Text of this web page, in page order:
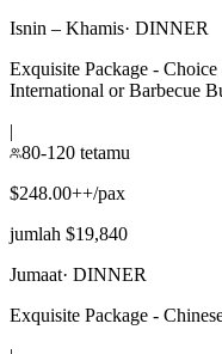
Isnin – Khamis· DINNER
Exquisite Package -
International or Barbecue
|
80-120 tetamu
$248.00++/pax
jumlah $19,840
Jumaat· DINNER
Exquisite Package -